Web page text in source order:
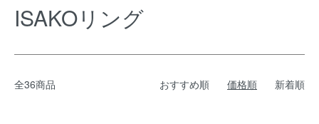
ISAKOリング
全36商品 おすすめ順 価格順 新着順